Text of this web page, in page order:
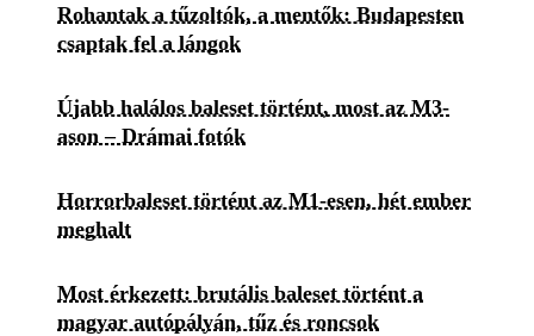
Rohantak a tűzoltók, a mentők: Budapesten
csaptak fel a lángok
Újabb halálos baleset történt, most az M3-
ason – Drámai fotók
Horrorbaleset történt az M1-esen, hét ember
meghalt
Most érkezett: brutális baleset történt a
magyar autópályán, tűz és roncsok